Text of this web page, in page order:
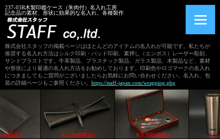
237-03R木製印鑑ケース（朱肉付）名入れ工房
記念品の素材、形状に効果的な名入れ、各種製作
株式会社スタッフの掲載ページはほとんどのアイテムの名入れが可能です。私たちが
推奨する名入れ方法はシルク印刷・パッド印刷、素押し（エンボス）レーザー彫刻、
サンドブラストです。牛革製品、プラスチック製品、ガラス製品、木製品など、素材
や形状により最適の名入れ方法をお勧めしております。印刷色やロゴマークの名入れ
につきましてもご質問がございましたらお気軽にお問い合わせください。名入れ、包
装の詳細ページもご参照ください。 https://staff-japan.com/wrapping.php
￥3,344(税込) ￥3,300(税込) ￥3,300(税込)